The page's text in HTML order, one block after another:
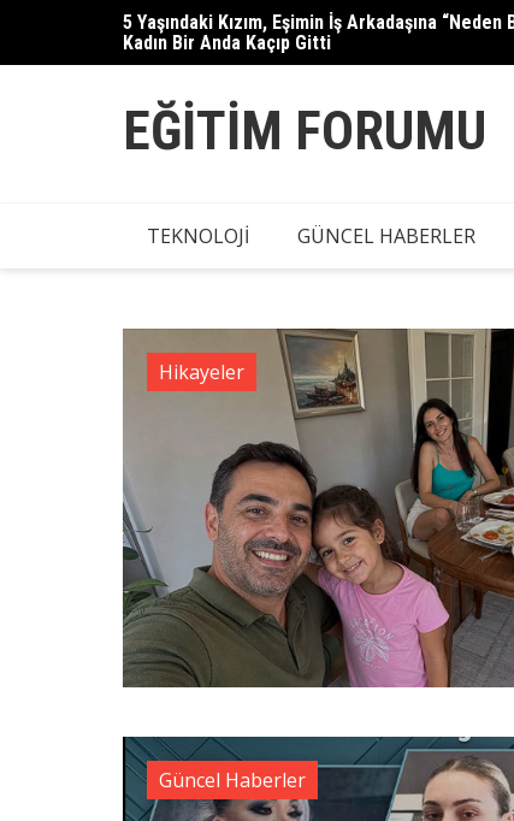
content
5 Yaşındaki Kızım, Eşimin İş Arkadaşına
Kadın Bir Anda Kaçıp Gitti
Güllü’nün kızı Tuğyan Ülkem Gülter
EĞITIM FORUMU
TEKNOLOJI GÜNCEL HABERLER
Hikayeler
Güncel Haberler